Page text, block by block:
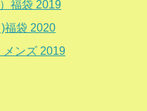
福袋 2019
福袋 2020
メンズ 2019